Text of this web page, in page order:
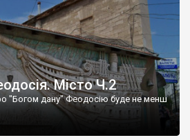
Місто Ч.2
"Богом дану" Феодосію буде не менш